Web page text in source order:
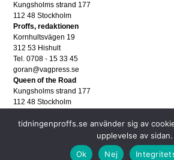
Kungsholms strand 177
112 48 Stockholm
Proffs, redaktionen
Kornhultsvägen 19
312 53 Hishult
Tel. 0708 - 15 33 45
goran@vagpress.se
Queen of the Road
Kungsholms strand 177
112 48 Stockholm
Tel. 08 - 653 83 80
Personuppgifter/GDPR
tidningenproffs.se använder sig av
upplevelse av sidan.
Ok
Nej